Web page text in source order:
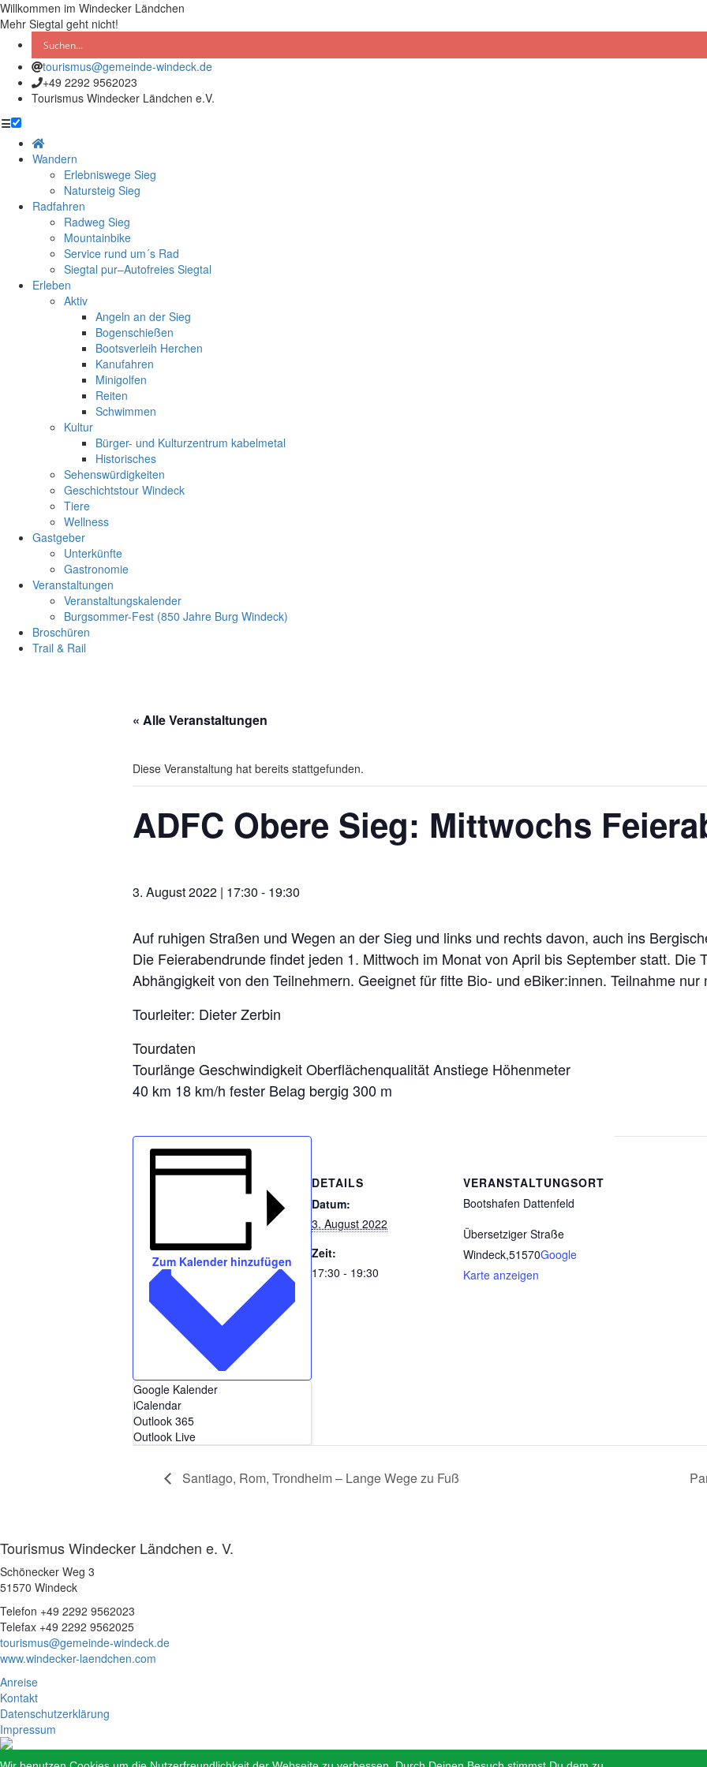
Willkommen im Windecker Ländchen
Mehr Siegtal geht nicht!
tourismus@gemeinde-windeck.de
+49 2292 9562023
Tourismus Windecker Ländchen e.V.
☰
Wandern
Erlebniswege Sieg
Natursteig Sieg
Radfahren
Radweg Sieg
Mountainbike
Service rund um´s Rad
Siegtal pur–Autofreies Siegtal
Erleben
Aktiv
Angeln an der Sieg
Bogenschießen
Bootsverleih Herchen
Kanufahren
Minigolfen
Reiten
Schwimmen
Kultur
Bürger- und Kulturzentrum kabelmetal
Historisches
Sehenswürdigkeiten
Geschichtstour Windeck
Tiere
Wellness
Gastgeber
Unterkünfte
Gastronomie
Veranstaltungen
Veranstaltungskalender
Burgsommer-Fest (850 Jahre Burg Windeck)
Broschüren
Trail & Rail
« Alle Veranstaltungen
Diese Veranstaltung hat bereits stattgefunden.
ADFC Obere Sieg: Mittwochs
3. August 2022 | 17:30 - 19:30
Auf ruhigen Straßen und Wegen an der Sieg und links und rechts davon, auch ins
Die Feierabendrunde findet jeden 1. Mittwoch im Monat von April bis September statt. Die
Abhängigkeit von den Teilnehmern. Geeignet für fitte Bio- und eBiker:innen. Teilnahme nur
Tourleiter: Dieter Zerbin
Tourdaten
Tourlänge Geschwindigkeit Oberflächenqualität Anstiege Höhenmeter
40 km 18 km/h fester Belag bergig 300 m
Zum Kalender hinzufügen
Google Kalender
iCalendar
Outlook 365
Outlook Live
DETAILS
Datum:
3. August 2022
Zeit:
17:30 - 19:30
VERANSTALTUNGSORT
Bootshafen Dattenfeld
Übersetziger Straße
Windeck,51570Google
Karte anzeigen
Santiago, Rom, Trondheim – Lange Wege zu Fuß
Tourismus Windecker Ländchen e. V.
Schönecker Weg 3
51570 Windeck
Telefon +49 2292 9562023
Telefax +49 2292 9562025
tourismus@gemeinde-windeck.de
www.windecker-laendchen.com
Anreise
Kontakt
Datenschutzerklärung
Impressum